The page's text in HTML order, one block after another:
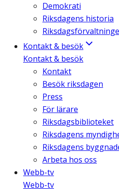
Demokrati
Riksdagens historia
Kontakt & besök
Kontakt & besök
Kontakt
Besök riksdagen
Press
För lärare
Riksdagsbiblioteket
Riksdagens
Riksdagens
Arbeta hos oss
Webb-tv
Webb-tv